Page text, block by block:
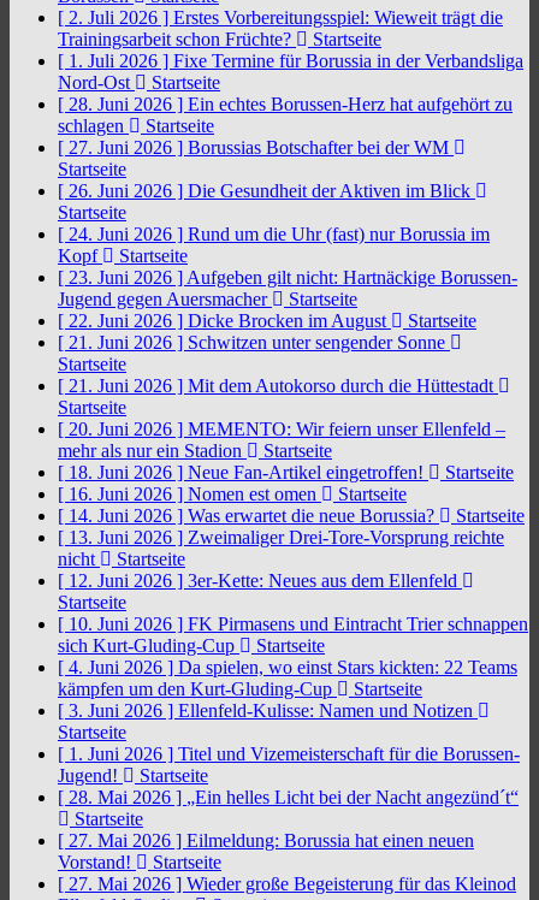
[ 2. Juli 2026 ] Erstes Vorbereitungsspiel: Wieweit trägt die
Trainingsarbeit schon Früchte?
Startseite
[ 1. Juli 2026 ] Fixe Termine für Borussia in der Verbandsliga
Nord-Ost
Startseite
[ 28. Juni 2026 ] Ein echtes Borussen-Herz hat aufgehört zu
schlagen
Startseite
[ 27. Juni 2026 ] Borussias Botschafter bei der WM
Startseite
[ 26. Juni 2026 ] Die Gesundheit der Aktiven im Blick
Startseite
[ 24. Juni 2026 ] Rund um die Uhr (fast) nur Borussia im
Kopf
Startseite
[ 23. Juni 2026 ] Aufgeben gilt nicht: Hartnäckige Borussen-
Jugend gegen Auersmacher
Startseite
[ 22. Juni 2026 ] Dicke Brocken im August
Startseite
[ 21. Juni 2026 ] Schwitzen unter sengender Sonne
Startseite
[ 21. Juni 2026 ] Mit dem Autokorso durch die Hüttestadt
Startseite
[ 20. Juni 2026 ] MEMENTO: Wir feiern unser Ellenfeld –
mehr als nur ein Stadion
Startseite
[ 18. Juni 2026 ] Neue Fan-Artikel eingetroffen!
Startseite
[ 16. Juni 2026 ] Nomen est omen
Startseite
[ 14. Juni 2026 ] Was erwartet die neue Borussia?
Startseite
[ 13. Juni 2026 ] Zweimaliger Drei-Tore-Vorsprung reichte
nicht
Startseite
[ 12. Juni 2026 ] 3er-Kette: Neues aus dem Ellenfeld
Startseite
[ 10. Juni 2026 ] FK Pirmasens und Eintracht Trier schnappen
sich Kurt-Gluding-Cup
Startseite
[ 4. Juni 2026 ] Da spielen, wo einst Stars kickten: 22 Teams
kämpfen um den Kurt-Gluding-Cup
Startseite
[ 3. Juni 2026 ] Ellenfeld-Kulisse: Namen und Notizen
Startseite
[ 1. Juni 2026 ] Titel und Vizemeisterschaft für die Borussen-
Jugend!
Startseite
[ 28. Mai 2026 ] „Ein helles Licht bei der Nacht angezünd´t“
Startseite
[ 27. Mai 2026 ] Eilmeldung: Borussia hat einen neuen
Vorstand!
Startseite
[ 27. Mai 2026 ] Wieder große Begeisterung für das Kleinod